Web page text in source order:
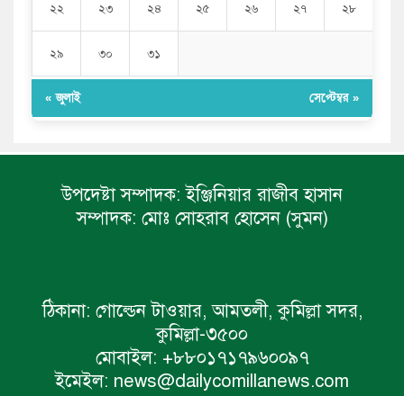
২২ ২৩ ২৪ ২৫ ২৬ ২৭ ২৮
২৯ ৩০ ৩১
« জুলাই সেপ্টেম্বর »
উপদেষ্টা সম্পাদক: ইঞ্জিনিয়ার রাজীব হাসান
সম্পাদক: মোঃ সোহরাব হোসেন (সুমন)
ঠিকানা: গোল্ডেন টাওয়ার, আমতলী, কুমিল্লা সদর,
কুমিল্লা-৩৫০০
মোবাইল: +৮৮০১৭১৭৯৬০০৯৭
ইমেইল: news@dailycomillanews.com